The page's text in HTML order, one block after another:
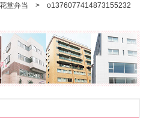
堂弁当 > o1376077414873155232